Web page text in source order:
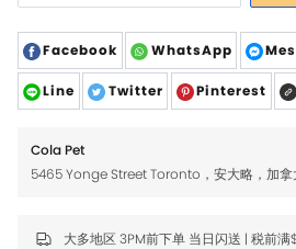
Facebook WhatsApp
Line Twitter Pinterest
Cola Pet
5465 Yonge Street Toronto，安大略，加拿
大多地区 3PM前下单 当日闪送 | 税前